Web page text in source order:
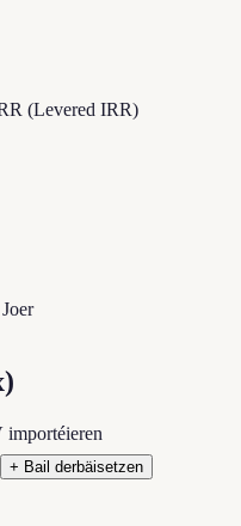
(Levered IRR)
importéieren
+ Bail derbäisetzen